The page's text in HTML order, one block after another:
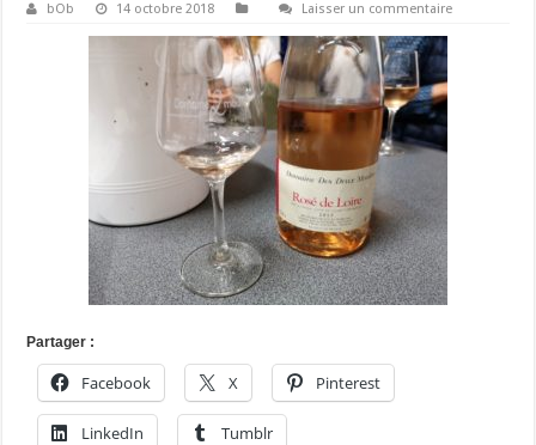
bOb 14 octobre 2018 Laisser un commentaire
Partager :
Facebook X Pinterest
LinkedIn Tumblr